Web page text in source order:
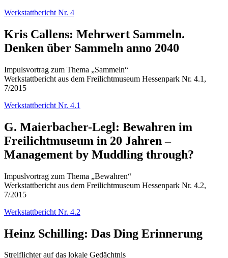
Werkstattbericht Nr. 4
Kris Callens: Mehrwert Sammeln.
Denken über Sammeln anno 2040
Impulsvortrag zum Thema „Sammeln“
Werkstattbericht aus dem Freilichtmuseum Hessenpark Nr. 4.1,
7/2015
Werkstattbericht Nr. 4.1
G. Maierbacher-Legl: Bewahren im
Freilichtmuseum in 20 Jahren –
Management by Muddling through?
Impuslvortrag zum Thema „Bewahren“
Werkstattbericht aus dem Freilichtmuseum Hessenpark Nr. 4.2,
7/2015
Werkstattbericht Nr. 4.2
Heinz Schilling: Das Ding Erinnerung
Streiflichter auf das lokale Gedächtnis